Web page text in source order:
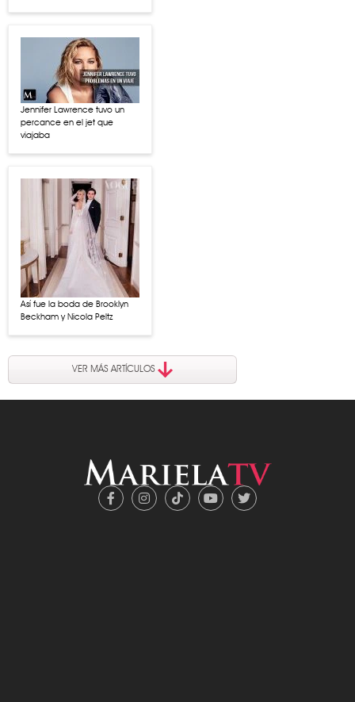
Jennifer Lawrence tuvo un
percance en el jet que
viajaba
Así fue la boda de Brooklyn
Beckham y Nicola Peltz
VER MÁS ARTÍCULOS